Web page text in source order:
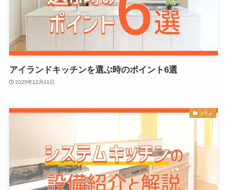
アイランドキッチンを選ぶ時のポイント6選
2025年12月11日
コラム